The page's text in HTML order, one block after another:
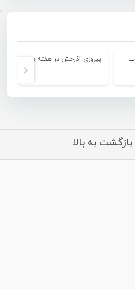
پیروزی آذرخش در هفته دوم
بازگشت به بالا